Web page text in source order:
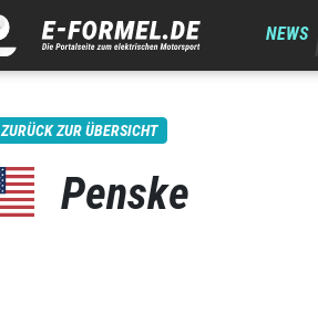
NEWS
ZURÜCK ZUR ÜBERSICHT
Penske